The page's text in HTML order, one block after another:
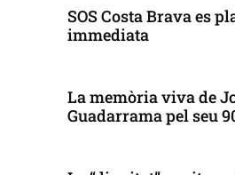
SOS Costa Brava es
immediata
La memòria viva de
Guadarrama pel seu